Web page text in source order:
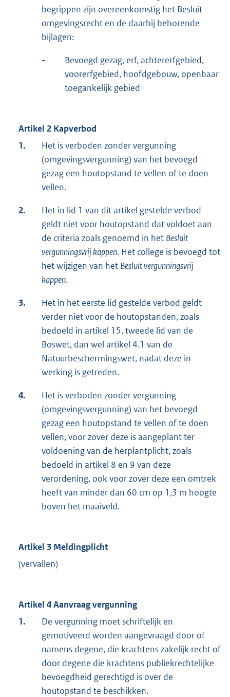
begrippen zijn overeenkomstig het Besluit
omgevingsrecht en de daarbij behorende
bijlagen:
-
Bevoegd gezag, erf, achtererfgebied,
voorerfgebied, hoofdgebouw, openbaar
toegankelijk gebied
Artikel 2 Kapverbod
1.
Het is verboden zonder vergunning
(omgevingsvergunning) van het bevoegd
gezag een houtopstand te vellen of te doen
vellen.
2.
Het in lid 1 van dit artikel gestelde verbod
geldt niet voor houtopstand dat voldoet aan
de criteria zoals genoemd in het Besluit
vergunningsvrij kappen. Het college is bevoegd tot
het wijzigen van het Besluit vergunningsvrij
kappen.
3.
Het in het eerste lid gestelde verbod geldt
verder niet voor de houtopstanden, zoals
bedoeld in artikel 15, tweede lid van de
Boswet, dan wel artikel 4.1 van de
Natuurbeschermingswet, nadat deze in
werking is getreden.
4.
Het is verboden zonder vergunning
(omgevingsvergunning) van het bevoegd
gezag een houtopstand te vellen of te doen
vellen, voor zover deze is aangeplant ter
voldoening van de herplantplicht, zoals
bedoeld in artikel 8 en 9 van deze
verordening, ook voor zover deze een omtrek
heeft van minder dan 60 cm op 1,3 m hoogte
boven het maaiveld.
Artikel 3 Meldingplicht
(vervallen)
Artikel 4 Aanvraag vergunning
1.
De vergunning moet schriftelijk en
gemotiveerd worden aangevraagd door of
namens degene, die krachtens zakelijk recht of
door degene die krachtens publiekrechtelijke
bevoegdheid gerechtigd is over de
houtopstand te beschikken.